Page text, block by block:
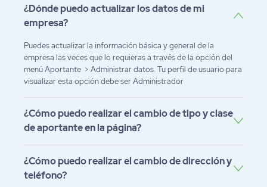
¿Dónde puedo actualizar los datos de mi
empresa?
Puedes actualizar la información básica y general de la
empresa las veces que lo requieras a través de la opción del
menú Aportante > Administrar datos. Tu perfil de usuario para
visualizar esta opción debe ser Administrador
¿Cómo puedo realizar el cambio de tipo y clase
de aportante en la página?
¿Cómo puedo realizar el cambio de dirección y
teléfono?